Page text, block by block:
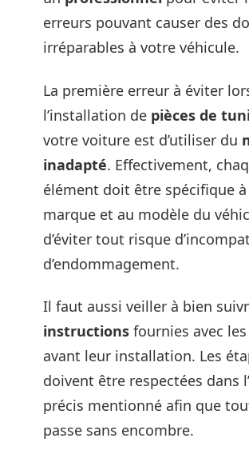
erreurs pouvant causer des
irréparables à votre véhicule.
La première erreur à éviter
l’installation de pièces de
votre voiture est d’utiliser du
inadapté. Effectivement,
élément doit être spécifique à
marque et au modèle du
d’éviter tout risque
d’endommagement.
Il faut aussi veiller à bien
instructions fournies avec
avant leur installation. Les
doivent être respectées dans
précis mentionné afin que
passe sans encombre.